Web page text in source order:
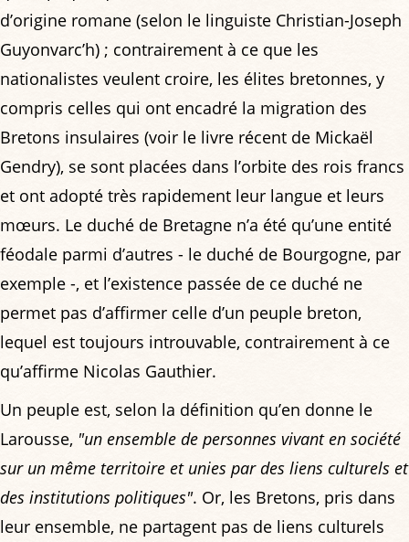
d’origine romane (selon le linguiste Christian-Joseph
Guyonvarc’h) ; contrairement à ce que les
nationalistes veulent croire, les élites bretonnes, y
compris celles qui ont encadré la migration des
Bretons insulaires (voir le livre récent de Mickaël
Gendry), se sont placées dans l’orbite des rois francs
et ont adopté très rapidement leur langue et leurs
mœurs. Le duché de Bretagne n’a été qu’une entité
féodale parmi d’autres - le duché de Bourgogne, par
exemple -, et l’existence passée de ce duché ne
permet pas d’affirmer celle d’un peuple breton,
lequel est toujours introuvable, contrairement à ce
qu’affirme Nicolas Gauthier.
Un peuple est, selon la définition qu’en donne le
Larousse, "un ensemble de personnes vivant en société
sur un même territoire et unies par des liens culturels et
des institutions politiques". Or, les Bretons, pris dans
leur ensemble, ne partagent pas de liens culturels